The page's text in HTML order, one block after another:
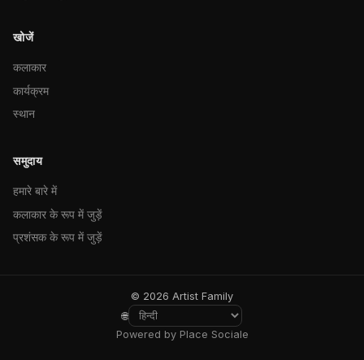
खोजें
कलाकार
कार्यक्रम
स्थान
समुदाय
हमारे बारे में
कलाकार के रूप में जुड़ें
प्रशंसक के रूप में जुड़ें
© 2026 Artist Family
🌐
Powered by Place Sociale